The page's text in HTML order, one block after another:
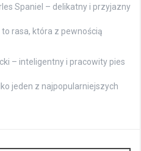
Spaniel – delikatny i przyjazny
to rasa, która z pewnością
– inteligentny i pracowity pies
jeden z najpopularniejszych